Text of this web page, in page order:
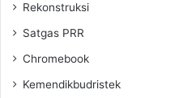
Rekonstruksi
Satgas PRR
Chromebook
Kemendikbudristek